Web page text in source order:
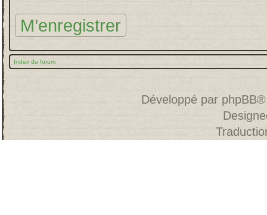
M’enregistrer
Index du forum
Développé par phpBB®